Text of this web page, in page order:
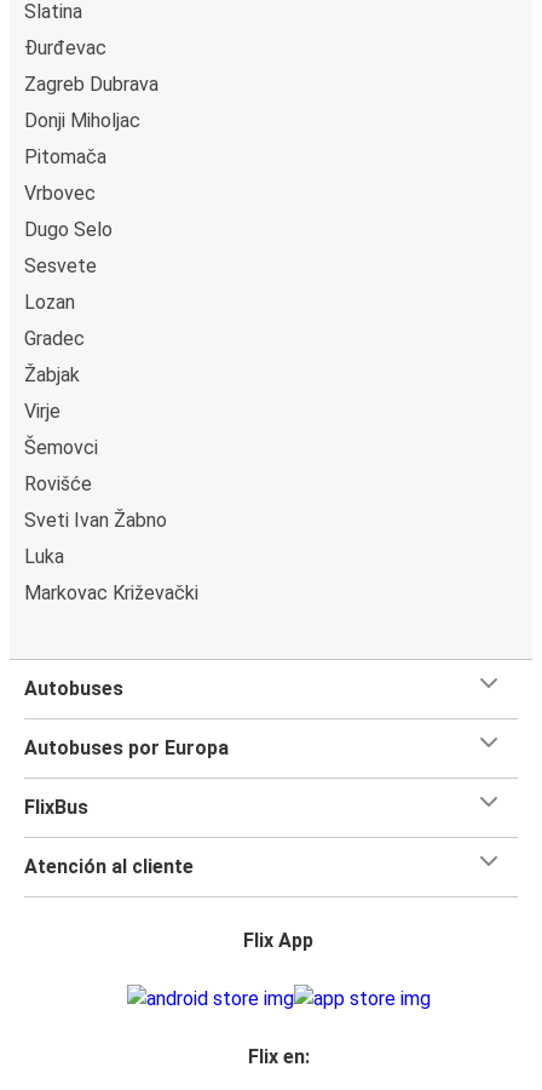
Slatina
Đurđevac
Zagreb Dubrava
Donji Miholjac
Pitomača
Vrbovec
Dugo Selo
Sesvete
Lozan
Gradec
Žabjak
Virje
Šemovci
Rovišće
Sveti Ivan Žabno
Luka
Markovac Križevački
Autobuses
Autobuses por Europa
FlixBus
Atención al cliente
Flix App
Flix en: